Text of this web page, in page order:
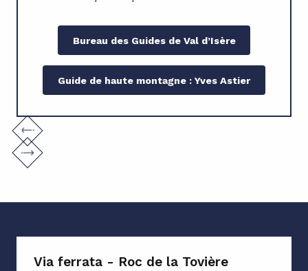
Bureau des Guides de Val d’Isère
Guide de haute montagne : Yves Astier
Via ferrata - Roc de la Tovière